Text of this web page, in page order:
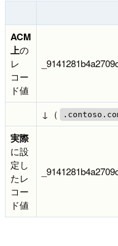
ACM
上の
レ
コー
ド値
↓（
実際
に設
定し
たレ
コー
ド値